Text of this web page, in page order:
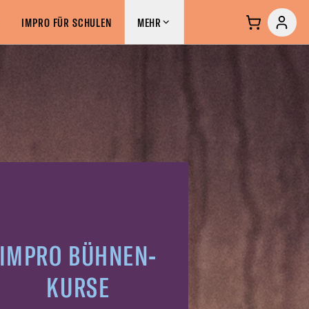
IMPRO FÜR SCHULEN MEHR
COMMUNITY
MEHR
IMPRO BÜHNEN-
KURSE